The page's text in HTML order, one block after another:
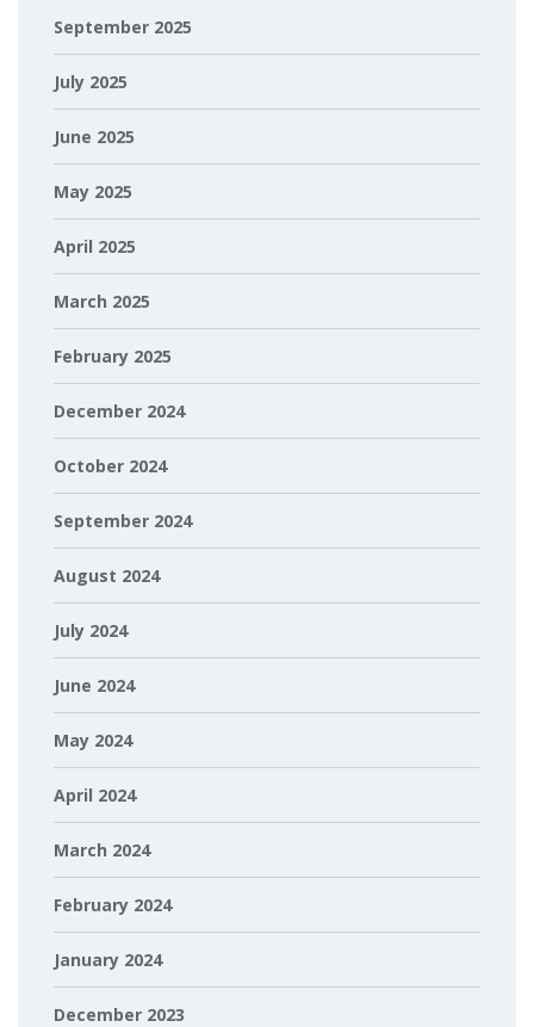
September 2025
July 2025
June 2025
May 2025
April 2025
March 2025
February 2025
December 2024
October 2024
September 2024
August 2024
July 2024
June 2024
May 2024
April 2024
March 2024
February 2024
January 2024
December 2023